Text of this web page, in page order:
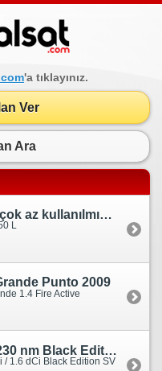
'a tıklayınız.
Ver
Ara
sahibinden çok az kullanılmış orjinal ford transit
L
Punto 2009
1.4 Fire Active
1.6 130 HP 230 nm Black Edition servis bakımlı
/ 1.6 dCi Black Edition SV